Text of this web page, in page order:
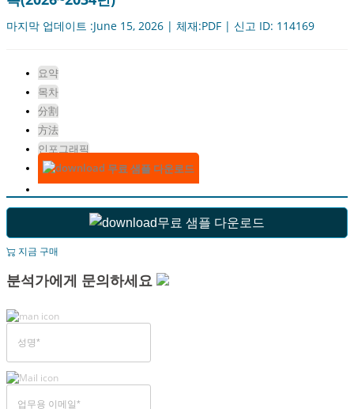
마지막 업데이트 :June 15, 2026 | 체재:PDF | 신고 ID: 114169
요약
목차
分割
方法
인포그래픽
무료 샘플 다운로드
무료 샘플 다운로드
지금 구매
분석가에게 문의하세요